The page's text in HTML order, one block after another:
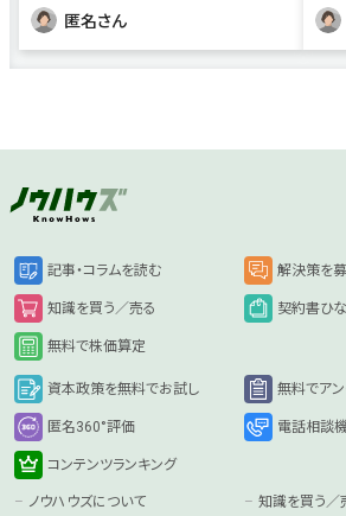
の規模においては大金の為、正
匿名さん
す
1
記事・コラムを読む 解決策を
知識を買う／売る 契約書ひ
無料で株価算定
資本政策を無料でお試し 無料でアン
匿名360°評価 電話相談
コンテンツランキング
ノウハウズについて 知識を買う／